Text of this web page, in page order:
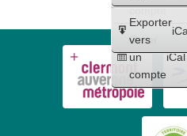
compte
Créer
un
compte
iCal
Exporter
vers